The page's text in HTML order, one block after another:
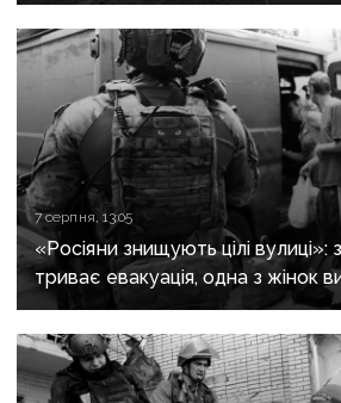
7 серпня, 13:05
«Росіяни знищують цілі вулиці»:
триває евакуація, одна з жінок
після загибелі чоловіка